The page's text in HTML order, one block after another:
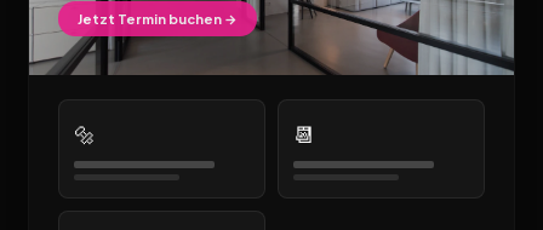
Jetzt Termin buchen →
🔩 📆